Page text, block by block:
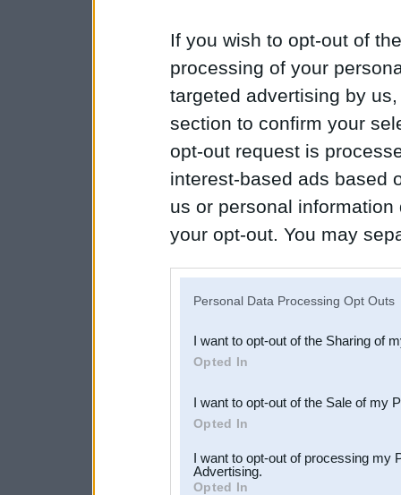
If you wish to opt-out of
processing of your
targeted advertising by
section to confirm your
opt-out request is
interest-based ads based
us or personal
your opt-out. You may
Downstream Participants
third parties.
Personal Data Processing Opt Outs
I want to opt-out of the Sharing of
Opted In
I want to opt-out of the Sale of my
Opted In
I want to opt-out of processing my
Advertising.
Opted In